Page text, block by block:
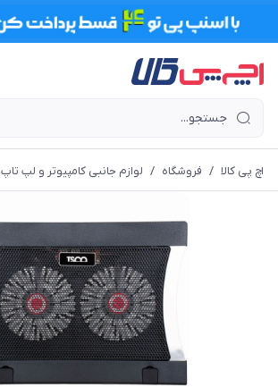
اچ پی کالا / فروشگاه / لوازم جانبی کامپیوتر و لپ تاپ